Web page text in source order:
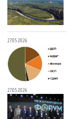
27.05.2026
27.05.2026